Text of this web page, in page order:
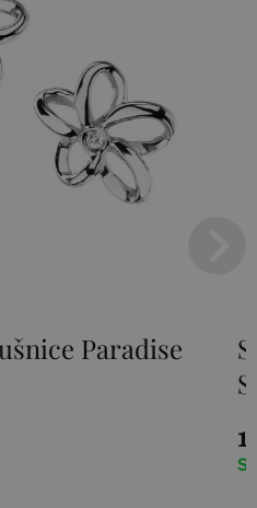
Paradise
1405
Skladem